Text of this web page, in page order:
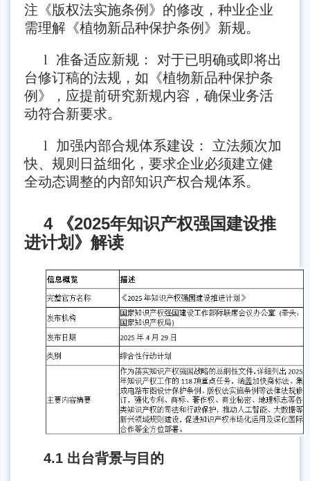
注《版权法实施条例》的修改，种业企业
需理解《植物新品种保护条例》新规。
l 准备适应新规： 对于已明确或即将出
台修订稿的法规，如《植物新品种保护条
例》，应提前研究新规内容，确保业务活
动符合新要求。
l 加强内部合规体系建设： 立法频次加
快、规则日益细化，要求企业必须建立健
全动态调整的内部知识产权合规体系。
4 《2025年知识产权强国建设推
进计划》解读
4.1 出台背景与目的